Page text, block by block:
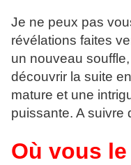
Je ne peux pas
révélations faites
un nouveau
découvrir la suite
mature et une
puissante. A suivre
Où vous